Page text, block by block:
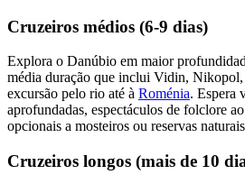
Cruzeiros médios (6-9 dias)
Explora o Danúbio em maior
média duração que inclui Vidin, Nikopol,
excursão pelo rio até à Roménia. Espera
aprofundadas, espectáculos de folclore
opcionais a mosteiros ou reservas
Cruzeiros longos (mais de 10